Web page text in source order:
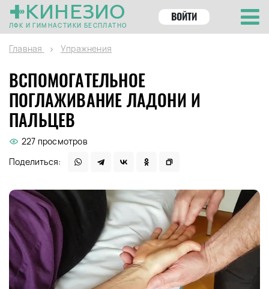
КИНЕЗИО
ЛФК И ГИМНАСТИКИ БЕСПЛАТНО
ВОЙТИ
Главная Упражнения
ВСПОМОГАТЕЛЬНОЕ
ПОГЛАЖИВАНИЕ ЛАДОНИ И
ПАЛЬЦЕВ
227 просмотров
Поделиться: